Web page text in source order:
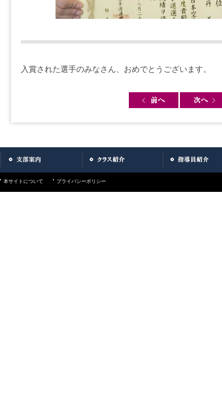
入賞された選手のみなさん、おめでとうございます。
本サイトについて プライバシーポリシー